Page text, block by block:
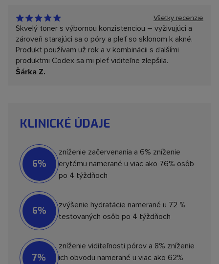
Všetky recenzie
Skvelý toner s výbornou konzistenciou – vyživujúci a
zároveň starajúci sa o póry a pleť so sklonom k akné.
Produkt používam už rok a v kombinácii s ďalšími
produktmi Codex sa mi pleť viditeľne zlepšila.
Šárka Z.
KLINICKÉ ÚDAJE
6%
zníženie začervenania a 6% zníženie
erytému namerané u viac ako 76% osôb
po 4 týždňoch
6%
zvýšenie hydratácie namerané u 72 %
testovaných osôb po 4 týždňoch
7%
zníženie viditeľnosti pórov a 8% zníženie
ich obvodu namerané u viac ako 62%